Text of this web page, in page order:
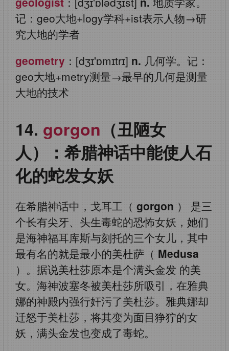
记：geo大地+logy学科+ist表示人物→研
究大地的学者
geometry ：[dʒɪ'ɒmɪtrɪ] n. 几何学。记：
geo大地+metry测量→最早的几何是测量
大地的技术
gorgon （丑陋女
人）：希腊神话中能使人石
化的蛇发女妖
在希腊神话中，戈耳工（ gorgon ） 是三
个长有尖牙、头生毒蛇的恐怖女妖，她们
是海神福耳库斯与刻托的三个女儿，其中
最有名的就是最小的美杜萨（ Medusa
）。据说美杜莎原本是个满头金发 的美
女。海神波塞冬被美杜莎所吸引，在雅典
娜的神殿内强行奸污了美杜莎。雅典娜却
迁怒于美杜莎，将其变为面目狰狞的女
妖，满头金发也变成了毒蛇。